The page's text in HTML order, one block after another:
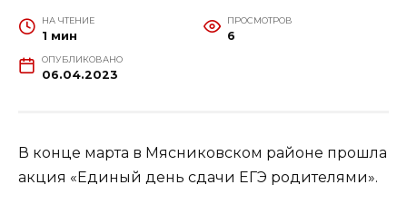
НА ЧТЕНИЕ
1 мин
ПРОСМОТРОВ
6
ОПУБЛИКОВАНО
06.04.2023
В конце марта в Мясниковском районе прошла
акция «Единый день сдачи ЕГЭ родителями».